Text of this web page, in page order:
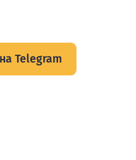
Telegram